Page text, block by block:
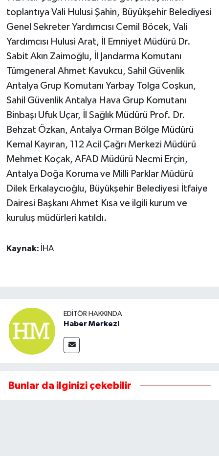
toplantıya Vali Hulusi Şahin, Büyükşehir Belediyesi
Genel Sekreter Yardımcısı Cemil Böcek, Vali
Yardımcısı Hulusi Arat, İl Emniyet Müdürü Dr.
Sabit Akın Zaimoğlu, İl Jandarma Komutanı
Tümgeneral Ahmet Kavukcu, Sahil Güvenlik
Antalya Grup Komutanı Yarbay Tolga Coşkun,
Sahil Güvenlik Antalya Hava Grup Komutanı
Binbaşı Ufuk Uçar, İl Sağlık Müdürü Prof. Dr.
Behzat Özkan, Antalya Orman Bölge Müdürü
Kemal Kayıran, 112 Acil Çağrı Merkezi Müdürü
Mehmet Koçak, AFAD Müdürü Necmi Erçin,
Antalya Doğa Koruma ve Milli Parklar Müdürü
Dilek Erkalaycıoğlu, Büyükşehir Belediyesi İtfaiye
Dairesi Başkanı Ahmet Kısa ve ilgili kurum ve
kuruluş müdürleri katıldı.
Kaynak: İHA
EDITÖR HAKKINDA
Haber Merkezi
Bunlar da ilginizi çekebilir